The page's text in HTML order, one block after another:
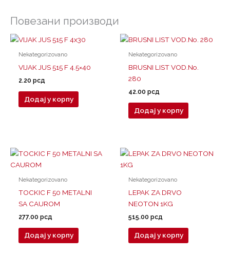
Повезани производи
Nekategorizovano
VIJAK JUS 515 F 4.5×40
2.20рсд
Додај у корпу
Nekategorizovano
BRUSNI LIST VOD.No.
280
42.00рсд
Додај у корпу
Nekategorizovano
TOCKIC F 50 METALNI
SA CAUROM
277.00рсд
Додај у корпу
Nekategorizovano
LEPAK ZA DRVO
NEOTON 1KG
515.00рсд
Додај у корпу